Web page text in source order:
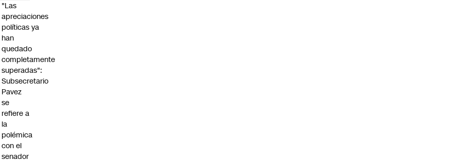
"Las
apreciaciones
políticas ya
han
quedado
completamente
superadas":
Subsecretario
Pavez
se
refiere a
la
polémica
con el
senador